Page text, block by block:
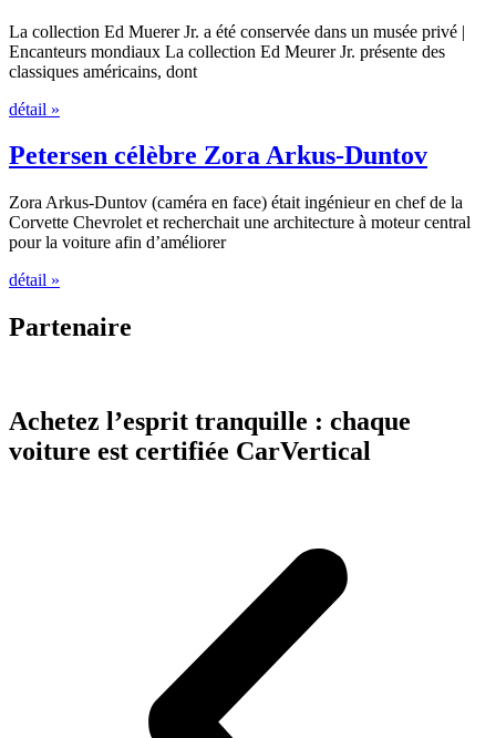
La collection Ed Muerer Jr. a été conservée dans un musée privé |
Encanteurs mondiaux La collection Ed Meurer Jr. présente des
classiques américains, dont
détail »
Petersen célèbre Zora Arkus-Duntov
Zora Arkus-Duntov (caméra en face) était ingénieur en chef de la
Corvette Chevrolet et recherchait une architecture à moteur central
pour la voiture afin d’améliorer
détail »
Partenaire
Achetez l’esprit tranquille : chaque
voiture est certifiée CarVertical